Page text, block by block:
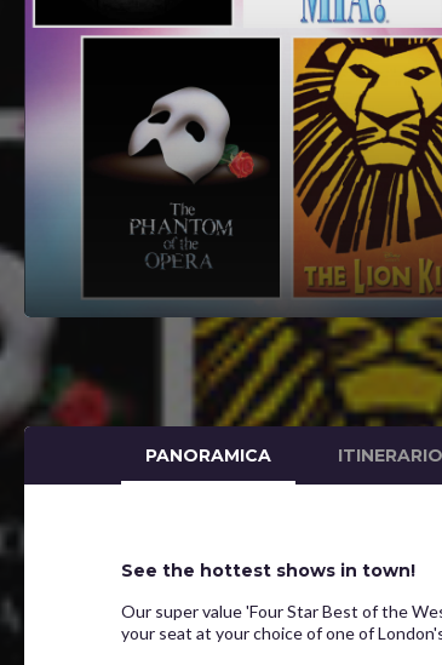
PANORAMICA ITINERARIO
See the hottest shows in town!
Our super value 'Four Star Best of the
your seat at your choice of one of